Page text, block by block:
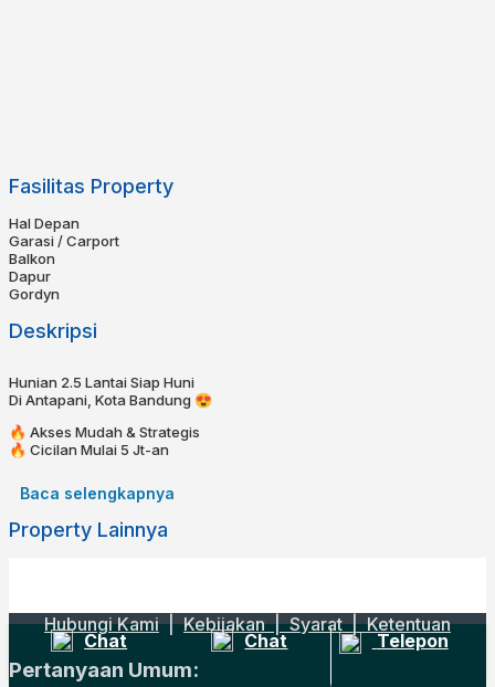
Fasilitas Property
Hal Depan
Garasi / Carport
Balkon
Dapur
Gordyn
Deskripsi
Hunian 2.5 Lantai Siap Huni
Di Antapani, Kota Bandung 😍
🔥 Akses Mudah & Strategis
🔥 Cicilan Mulai 5 Jt-an
🔥 KPR bisa dibantu!⁣⁣⁣⁣⁣
🔥 Bebas Banjir⁣⁣
⁣⁣📍 2 menit ke Griya Antapani
LLuas Tanah : 90
Luas Bangunan : 180
Kamar tidur : 4
Kamar Mandi : 2
Baca selengkapnya
Property Lainnya
Chat Chat Telepon
Hubungi Kami|Kebijakan |Syarat|Ketentuan
Pertanyaan Umum: